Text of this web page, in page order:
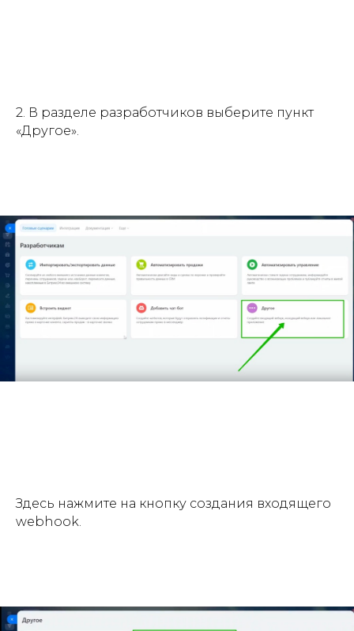
2. В разделе разработчиков выберите пункт
«Другое».
Здесь нажмите на кнопку создания входящего
webhook.